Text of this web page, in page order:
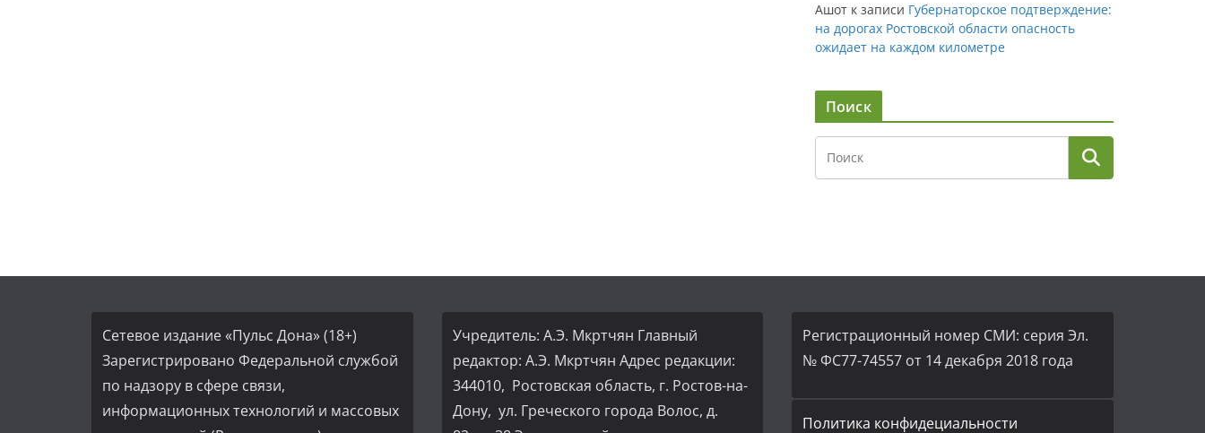
Ашот к записи Губернаторское подтверждение:
на дорогах Ростовской области опасность
ожидает на каждом километре
Поиск
Сетевое издание «Пульс Дона» (18+)
Зарегистрировано Федеральной службой
по надзору в сфере связи,
информационных технологий и массовых
Учредитель: А.Э. Мкртчян Главный
редактор: А.Э. Мкртчян Адрес редакции:
344010, Ростовская область, г. Ростов-на-
Дону, ул. Греческого города Волос, д.
Регистрационный номер СМИ: серия Эл.
№ ФС77-74557 от 14 декабря 2018 года
Политика конфидециальности